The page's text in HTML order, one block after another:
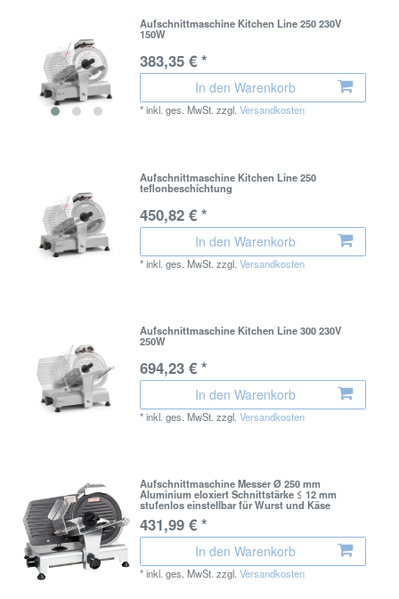
Aufschnittmaschine Kitchen Line 250 230V
150W
383,35 € *
In den Warenkorb
*inkl. ges. MwSt. zzgl.Versandkosten
Aufschnittmaschine Kitchen Line 250
teflonbeschichtung
450,82 € *
In den Warenkorb
*inkl. ges. MwSt. zzgl.Versandkosten
Aufschnittmaschine Kitchen Line 300 230V
250W
694,23 € *
In den Warenkorb
*inkl. ges. MwSt. zzgl.Versandkosten
Aufschnittmaschine Messer Ø 250 mm
Aluminium eloxiert Schnittstärke ≤ 12 mm
stufenlos einstellbar für Wurst und Käse
431,99 € *
In den Warenkorb
*inkl. ges. MwSt. zzgl.Versandkosten